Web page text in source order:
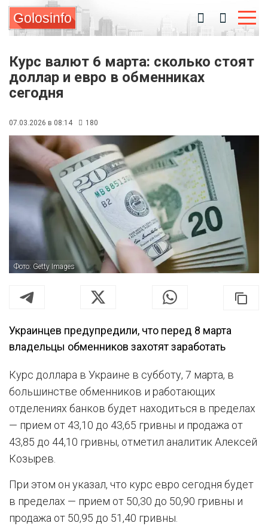
Golosinfo
Курс валют 6 марта: сколько стоят
доллар и евро в обменниках
сегодня
07.03.2026 в 08:14 180
Фото: Getty Images
Украинцев предупредили, что перед 8 марта
владельцы обменников захотят заработать
Курс доллара в Украине в субботу, 7 марта, в
большинстве обменников и работающих
отделениях банков будет находиться в пределах
— прием от 43,10 до 43,65 гривны и продажа от
43,85 до 44,10 гривны, отметил аналитик Алексей
Козырев.
При этом он указал, что курс евро сегодня будет
в пределах — прием от 50,30 до 50,90 гривны и
продажа от 50,95 до 51,40 гривны.